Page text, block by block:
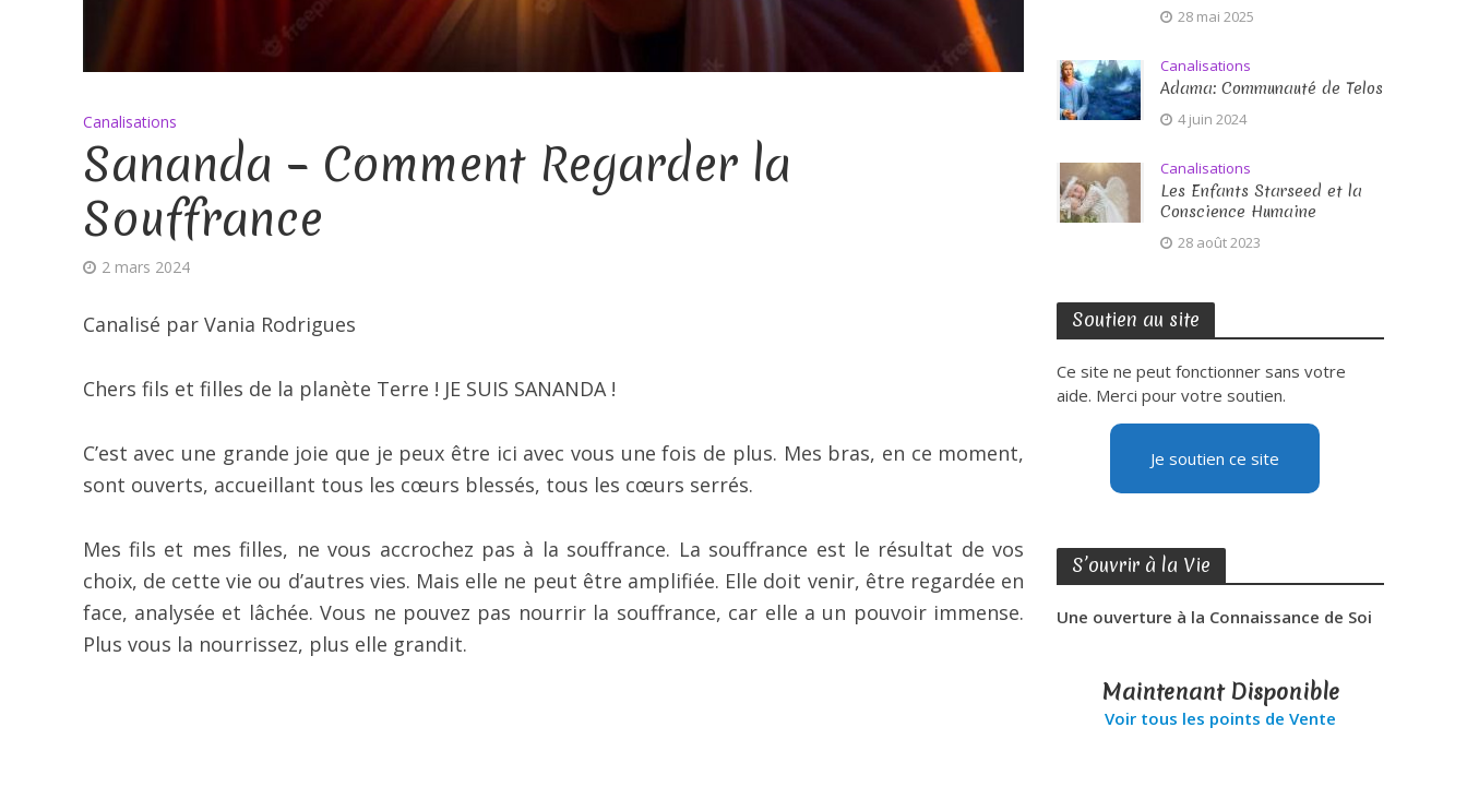
Canalisations
Sananda – Comment Regarder la
Souffrance
2 mars 2024
Canalisé par Vania Rodrigues
Chers fils et filles de la planète Terre ! JE SUIS SANANDA !
C’est avec une grande joie que je peux être ici avec vous une fois de plus. Mes bras, en ce moment,
sont ouverts, accueillant tous les cœurs blessés, tous les cœurs serrés.
Mes fils et mes filles, ne vous accrochez pas à la souffrance. La souffrance est le résultat de vos
choix, de cette vie ou d’autres vies. Mais elle ne peut être amplifiée. Elle doit venir, être regardée en
face, analysée et lâchée. Vous ne pouvez pas nourrir la souffrance, car elle a un pouvoir immense.
Plus vous la nourrissez, plus elle grandit.
28 mai 2025
Canalisations
Adama: Communauté de Telos
4 juin 2024
Canalisations
Les Enfants Starseed et la
Conscience Humaine
28 août 2023
Soutien au site
Ce site ne peut fonctionner sans votre
aide. Merci pour votre soutien.
Je soutien ce site
S’ouvrir à la Vie
Une ouverture à la Connaissance de Soi
Maintenant Disponible
Voir tous les points de Vente